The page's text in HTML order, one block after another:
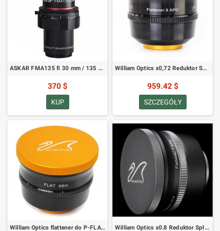
ASKAR FMA135 fi 30 mm / 135 mm f/4,5 APO astrograf / teleobiektyw / guider / teleskop turystyczny (SKU: FMA135)
370 $
KUP
William Optics x0,72 Reduktor Spłaszczający 8 (SKU: P-FLAT8)
959.42 $
SZCZEGÓŁY
William Optics flattener do P-FLAT68III do FLT156 / FLT132 / GT102 i innych William Optics x0.8 Reduktor Spłaszczający 7A (SKU: P-FLAT7A)